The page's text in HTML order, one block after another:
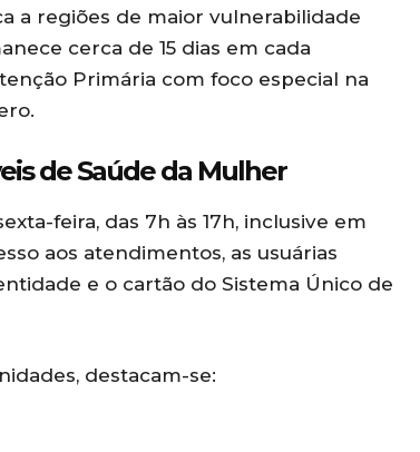
a regiões de maior vulnerabilidade
cerca de 15 dias em cada
Primária com foco especial na
de Saúde da Mulher
feira, das 7h às 17h, inclusive em
aos atendimentos, as usuárias
e o cartão do Sistema Único de
destacam-se: